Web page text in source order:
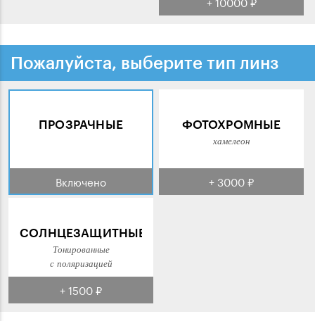
Пожалуйста, выберите тип линз
ПРОЗРАЧНЫЕ
Включено
ФОТОХРОМНЫЕ
хамелеон
+ 3000 ₽
СОЛНЦЕЗАЩИТНЫЕ
Тонированные
с поляризацией
+ 1500 ₽